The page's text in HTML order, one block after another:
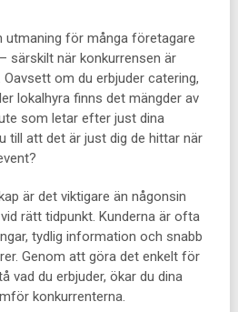
utmaning för många företagare
särskilt när konkurrensen är
om du erbjuder catering,
lokalhyra finns det mängder av
som letar efter just dina
till att det är just dig de hittar när
är det viktigare än någonsin
rätt tidpunkt. Kunderna är ofta
tydlig information och snabb
Genom att göra det enkelt för
vad du erbjuder, ökar du dina
konkurrenterna.